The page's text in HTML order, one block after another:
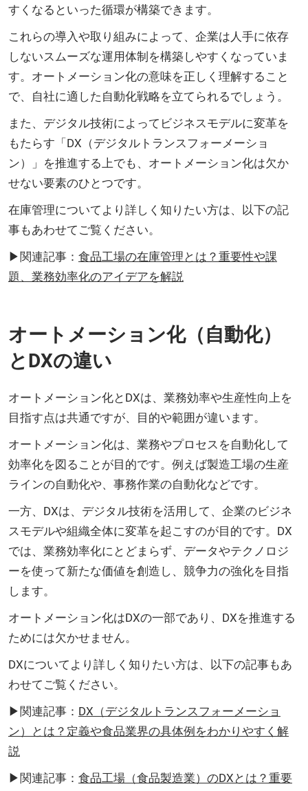
すくなるといった循環が構築できます。
これらの導入や取り組みによって、企業は人手に依存
しないスムーズな運用体制を構築しやすくなっていま
す。オートメーション化の意味を正しく理解すること
で、自社に適した自動化戦略を立てられるでしょう。
また、デジタル技術によってビジネスモデルに変革を
もたらす「DX（デジタルトランスフォーメーショ
ン）」を推進する上でも、オートメーション化は欠か
せない要素のひとつです。
在庫管理についてより詳しく知りたい方は、以下の記
事もあわせてご覧ください。
▶関連記事： 食品工場の在庫管理とは？重要性や課
題、業務効率化のアイデアを解説
オートメーション化（自動化）
とDXの違い
オートメーション化とDXは、業務効率や生産性向上を
目指す点は共通ですが、目的や範囲が違います。
オートメーション化は、業務やプロセスを自動化して
効率化を図ることが目的です。例えば製造工場の生産
ラインの自動化や、事務作業の自動化などです。
一方、DXは、デジタル技術を活用して、企業のビジネ
スモデルや組織全体に変革を起こすのが目的です。DX
では、業務効率化にとどまらず、データやテクノロジ
ーを使って新たな価値を創造し、競争力の強化を目指
します。
オートメーション化はDXの一部であり、DXを推進する
ためには欠かせません。
DXについてより詳しく知りたい方は、以下の記事もあ
わせてご覧ください。
▶関連記事： DX（デジタルトランスフォーメーショ
ン）とは？定義や食品業界の具体例をわかりやすく解
説
▶関連記事： 食品工場（食品製造業）のDXとは？重要